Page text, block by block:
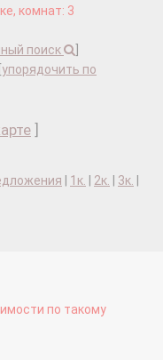
комнат: 3
поиск
упорядочить по
1к. 2к. 3к.
по такому